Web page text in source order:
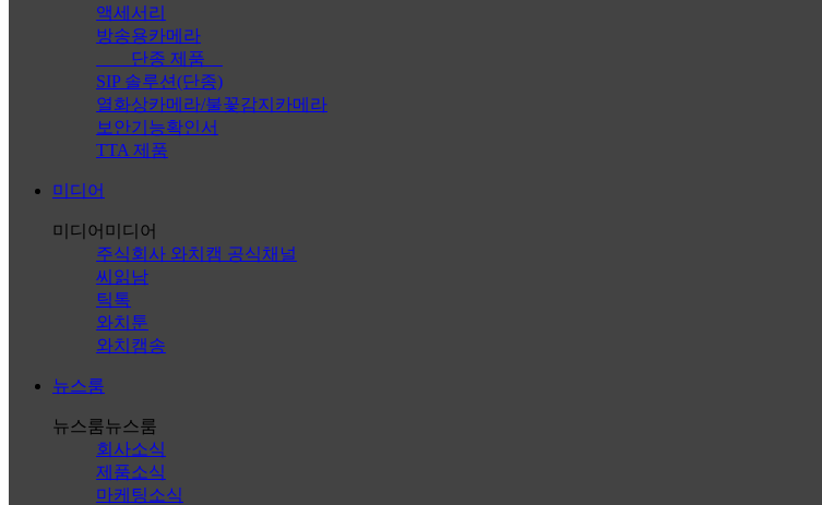
액세서리
방송용카메라
단종 제품
SIP 솔루션(단종)
열화상카메라/불꽃감지카메라
보안기능확인서
TTA 제품
미디어
미디어 미디어
주식회사 와치캠 공식채널
씨읽남
틱톡
와치툰
와치캠송
뉴스룸
뉴스룸뉴스룸
회사소식
제품소식
마케팅소식